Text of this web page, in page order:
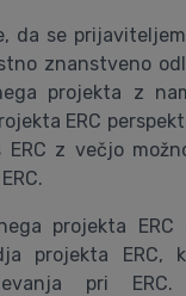
da se
znanstveno
projekta z
ERC
ERC z večjo
projekta ERC
projekta ERC,
pri